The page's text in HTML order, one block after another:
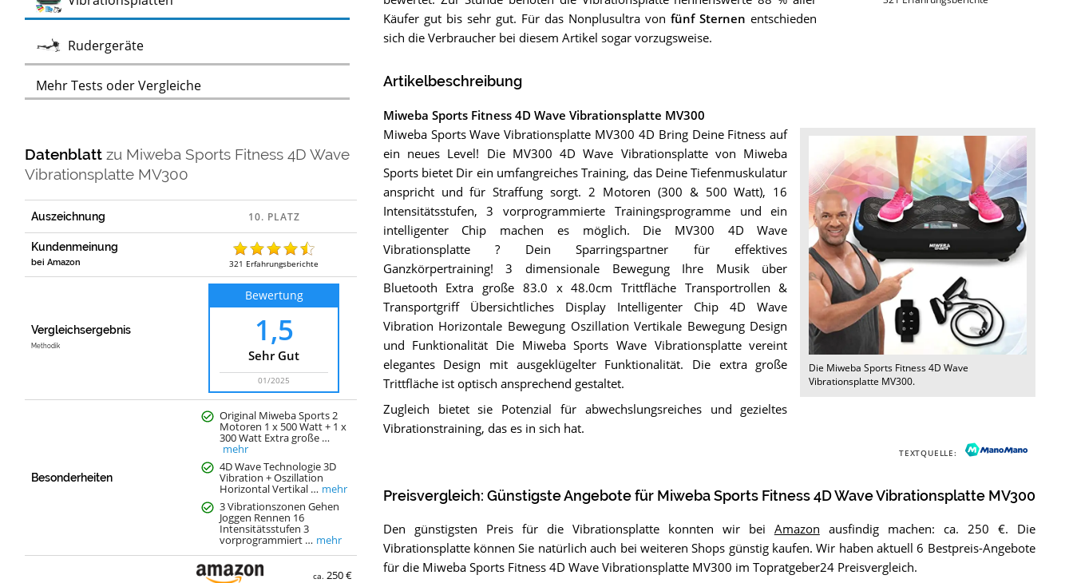
RudergeräteTest
Mehr Tests oder Vergleiche
Datenblattzu Miweba Sports Fitness 4D Wave
Vibrationsplatte MV300
Auszeichnung
Kundenmeinung
bei Amazon 321 Erfahrungsberichte
Vergleichsergebnis
Methodik
Bewertung
1,5
Sehr Gut
01/2025
Besonderheiten
Original Miweba Sports 2
Motoren 1 x 500 Watt + 1 x
300 Watt Extra große …
mehr
4D Wave Technologie 3D
Vibration + Oszillation
Horizontal Vertikal … mehr
3 Vibrationszonen Gehen
Joggen Rennen 16
Intensitätsstufen 3
vorprogrammiert … mehr
ca. 250 €
Käufer gut bis sehr gut. Für das Nonplusultra von fünf Sternen entschieden
sich die Verbraucher bei diesem Artikel sogar vorzugsweise.
Artikelbeschreibung
Miweba Sports Fitness 4D Wave Vibrationsplatte MV300
Die Miweba Sports Fitness 4D Wave
Vibrationsplatte MV300.
Miweba Sports Wave Vibrationsplatte MV300 4D Bring Deine Fitness auf
ein neues Level! Die MV300 4D Wave Vibrationsplatte von Miweba
Sports bietet Dir ein umfangreiches Training, das Deine Tiefenmuskulatur
anspricht und für Straffung sorgt. 2 Motoren (300 & 500 Watt), 16
Intensitätsstufen, 3 vorprogrammierte Trainingsprogramme und ein
intelligenter Chip machen es möglich. Die MV300 4D Wave
Vibrationsplatte ? Dein Sparringspartner für effektives
Ganzkörpertraining! 3 dimensionale Bewegung Ihre Musik über
Bluetooth Extra große 83.0 x 48.0cm Trittfläche Transportrollen &
Transportgriff Übersichtliches Display Intelligenter Chip 4D Wave
Vibration Horizontale Bewegung Oszillation Vertikale Bewegung Design
und Funktionalität Die Miweba Sports Wave Vibrationsplatte vereint
elegantes Design mit ausgeklügelter Funktionalität. Die extra große
Trittfläche ist optisch ansprechend gestaltet.
Zugleich bietet sie Potenzial für abwechslungsreiches und gezieltes
Vibrationstraining, das es in sich hat.
TEXTQUELLE:
Preisvergleich: Günstigste Angebote für Miweba Sports Fitness 4D Wave Vibrationsplatte MV300
Den günstigsten Preis für die Vibrationsplatte konnten wir bei Amazon ausfindig machen: ca. 250 €. Die
Vibrationsplatte können Sie natürlich auch bei weiteren Shops günstig kaufen. Wir haben aktuell 6 Bestpreis-Angebote
für die Miweba Sports Fitness 4D Wave Vibrationsplatte MV300 im Topratgeber24 Preisvergleich.